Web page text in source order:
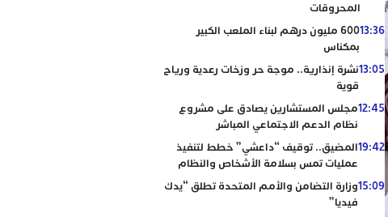
المحروقات
13:36
600 مليون درهم لبناء الملعب الكبير
بمكناس
13:05نشرة إنذارية.. موجة حر وزخات رعدية ورياح
قوية
12:45مجلس المستشارين يصادق على مشروع
نظام الدعم الاجتماعي المباشر
19:42المضيق.. توقيف “داعشي” خطط لتنفيذ
عمليات تمس بسلامة الأشخاص والنظام
15:09وزارة التضامن والأمم المتحدة تطلق “يدك
فيديا”